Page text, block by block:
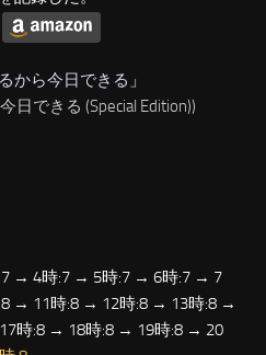
から今日できる 」
日できる (Special Edition))
→ 4時:7 → 5時:7 → 6時:7 → 7
→ 11時:8 → 12時:8 → 13時:8 →
時:8 → 18時:8 → 19時:8 → 20